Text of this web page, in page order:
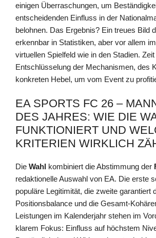
einigen Überraschungen, um
entscheidenden Einfluss in der
belohnen. Das Ergebnis? Ein treues Bild
erkennbar in Statistiken, aber vor allem
virtuellen Spielfeld wie in den Stadien.
Entschlüsselung der Mechanismen, des
konkreten Hebel, um vom Event zu
EA SPORTS FC 26 –
DES JAHRES: WIE DIE
FUNKTIONIERT UND
KRITERIEN WIRKLICH
Die Wahl kombiniert die Abstimmung der
redaktionelle Auswahl von EA. Die erste
populäre Legitimität, die zweite garantiert
Positionsbalance und die Gesamt-
Leistungen im Kalenderjahr stehen im
klarem Fokus: Einfluss auf höchstem